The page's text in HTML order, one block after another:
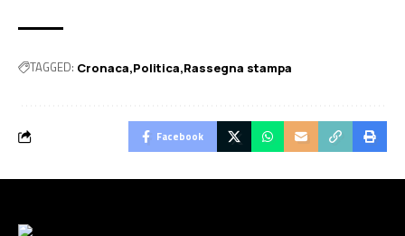
TAGGED: Cronaca Politica Rassegna stampa
Facebook